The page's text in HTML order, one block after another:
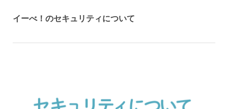
イーべ！のセキュリティについて